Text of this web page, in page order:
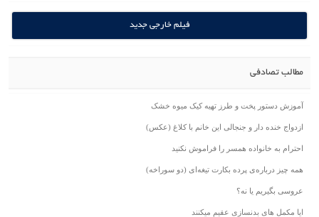
فیلم خارجی جدید
مطالب تصادفی
آموزش دستور پخت و طرز تهیه کیک میوه خشک
ازدواج خنده دار و جنجالی این خانم با کلاغ (عکس)
احترام به خانواده همسر را فراموش نکنید
همه چیز درباره‌ی پرده بکارت تیغه‌ای (دو سوراخه)
عروسی بگیریم یا نه؟
ایا مکمل های بدنسازی عقیم میکنند